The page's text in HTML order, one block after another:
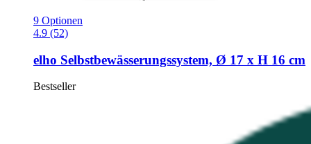
9 Optionen
4.9 (52)
elho Selbstbewässerungssystem, Ø 17 x H 16 cm
Bestseller